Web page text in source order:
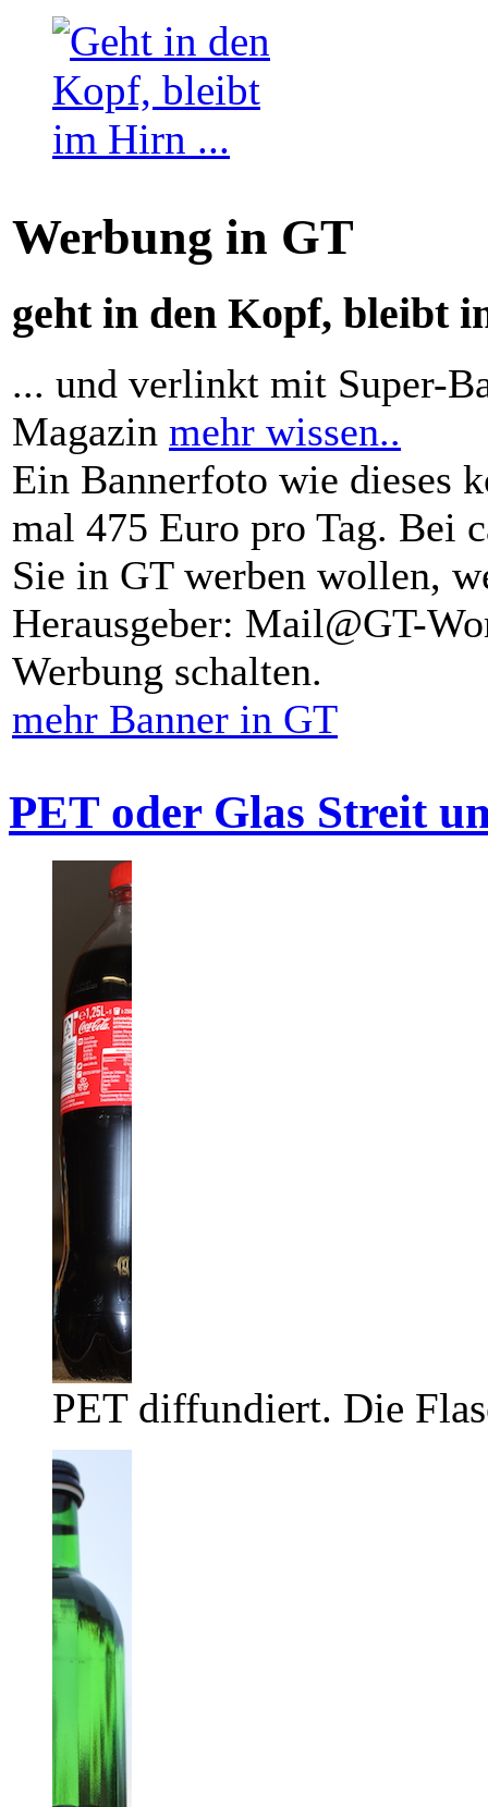
Werbung in GT
geht in den Kopf, bleibt
... und verlinkt mit Super-
Magazin mehr wissen..
Ein Bannerfoto wie dieses
mal 475 Euro pro Tag. Bei
Sie in GT werben wollen,
Herausgeber: Mail@GT-
Werbung schalten.
mehr Banner in GT
PET oder Glas Streit
PET diffundiert. Die